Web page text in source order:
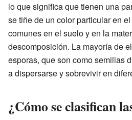
lo que significa que tienen una
se tiñe de un color particular en
comunes en el suelo y en la
descomposición. La mayoría de
esporas, que son como semillas
a dispersarse y sobrevivir en
¿Cómo se clasifican